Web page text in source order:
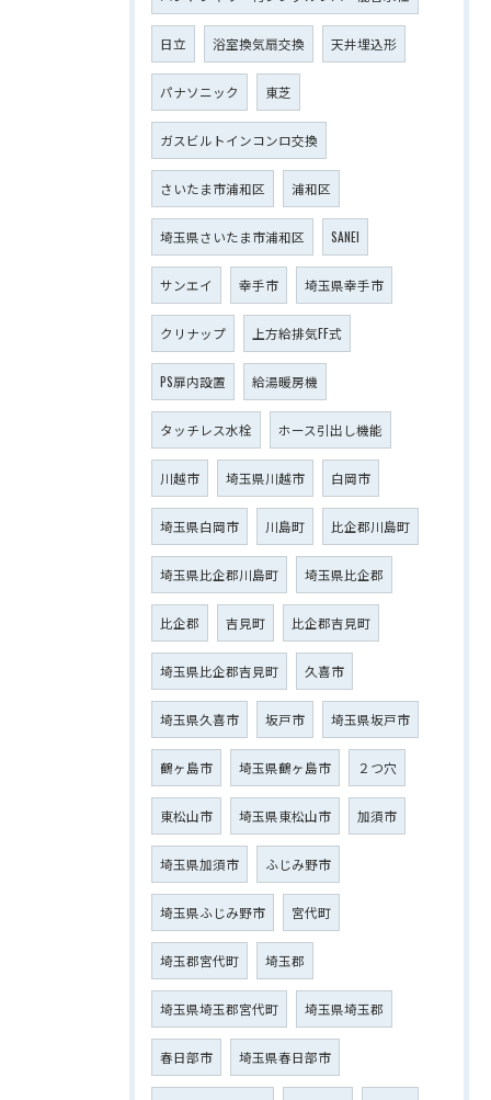
日立 浴室換気扇交換 天井埋込形
パナソニック 東芝
ガスビルトインコンロ交換
さいたま市浦和区 浦和区
埼玉県さいたま市浦和区 SANEI
サンエイ 幸手市 埼玉県幸手市
クリナップ 上方給排気FF式
PS扉内設置 給湯暖房機
タッチレス水栓 ホース引出し機能
川越市 埼玉県川越市 白岡市
埼玉県白岡市 川島町 比企郡川島町
埼玉県比企郡川島町 埼玉県比企郡
比企郡 吉見町 比企郡吉見町
埼玉県比企郡吉見町 久喜市
埼玉県久喜市 坂戸市 埼玉県坂戸市
鶴ヶ島市 埼玉県鶴ヶ島市 ２つ穴
東松山市 埼玉県東松山市 加須市
埼玉県加須市 ふじみ野市
埼玉県ふじみ野市 宮代町
埼玉郡宮代町 埼玉郡
埼玉県埼玉郡宮代町 埼玉県埼玉郡
春日部市 埼玉県春日部市